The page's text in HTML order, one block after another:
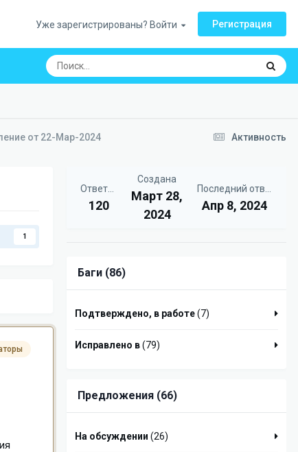
Уже зарегистрированы? Войти Регистрация
Активность
от 22-Мар-2024
1
120
Создана
Март 28,
2024
Апр 8, 2024
Баги (86)
Подтверждено, в работе(7)
Исправлено в(79)
Предложения (66)
На обсуждении (26)